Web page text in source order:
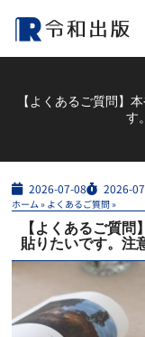
【よくあるご質問】
す
2026-07-08 2026-
ホーム » よくあるご質問»
【よくあるご質
貼りたいです。注